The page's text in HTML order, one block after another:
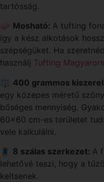
tartósság.
🧼 Mosható: A tufting
így a kész alkotások
szépségüket. Ha
használj Tufting
⚖️ 400 grammos
egy közepes méretű
bőséges mennyiség.
60×60 cm-es területet
vele kalkulálni.
🧵 8 szálas szerkezet: A
lehetővé teszi, hogy a
keltsenek.